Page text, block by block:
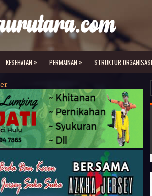
KESEHATAN » PERMAINAN » STRUKTUR ORGANISASI